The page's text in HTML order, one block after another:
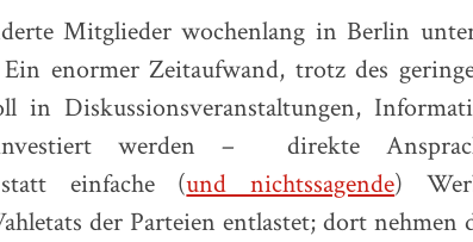
Mitglieder wochenlang in Berlin
enormer Zeitaufwand, trotz des
Diskussionsveranstaltungen,
werden – direkte
statt einfache (und nichtssagende)
der Parteien entlastet; dort nehmen